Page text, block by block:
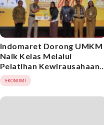
Indomaret Dorong UMKM
Naik Kelas Melalui
Pelatihan Kewirausahaan
dan Kurasi Produk di
Jakarta Timur
EKONOMI